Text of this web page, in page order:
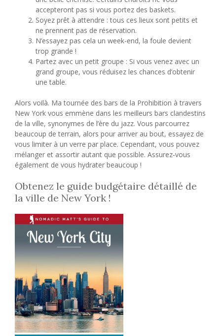
accepteront pas si vous portez des baskets.
Soyez prêt à attendre : tous ces lieux sont petits et
ne prennent pas de réservation.
N’essayez pas cela un week-end, la foule devient
trop grande !
Partez avec un petit groupe : Si vous venez avec un
grand groupe, vous réduisez les chances d’obtenir
une table.
Alors voilà. Ma tournée des bars de la Prohibition à travers
New York vous emmène dans les meilleurs bars clandestins
de la ville, synonymes de l’ère du jazz. Vous parcourrez
beaucoup de terrain, alors pour arriver au bout, essayez de
vous limiter à un verre par place. Cependant, vous pouvez
mélanger et assortir autant que possible. Assurez-vous
également de vous hydrater beaucoup !
Obtenez le guide budgétaire détaillé de
la ville de New York !